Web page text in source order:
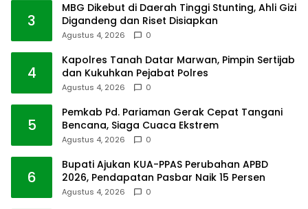
3
MBG Dikebut di Daerah Tinggi Stunting, Ahli Gizi
Digandeng dan Riset Disiapkan
Agustus 4, 2026 0
4
Kapolres Tanah Datar Marwan, Pimpin Sertijab
dan Kukuhkan Pejabat Polres
Agustus 4, 2026 0
5
Pemkab Pd. Pariaman Gerak Cepat Tangani
Bencana, Siaga Cuaca Ekstrem
Agustus 4, 2026 0
6
Bupati Ajukan KUA-PPAS Perubahan APBD
2026, Pendapatan Pasbar Naik 15 Persen
Agustus 4, 2026 0